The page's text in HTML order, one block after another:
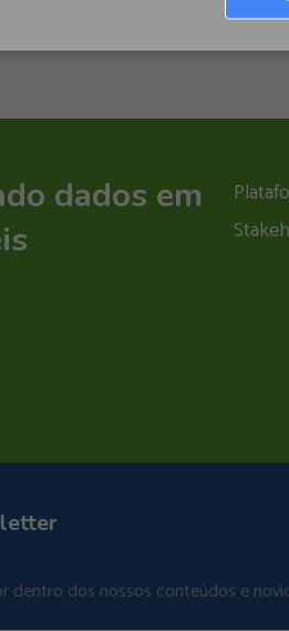
dados em
dentro dos nossos conteúdos e